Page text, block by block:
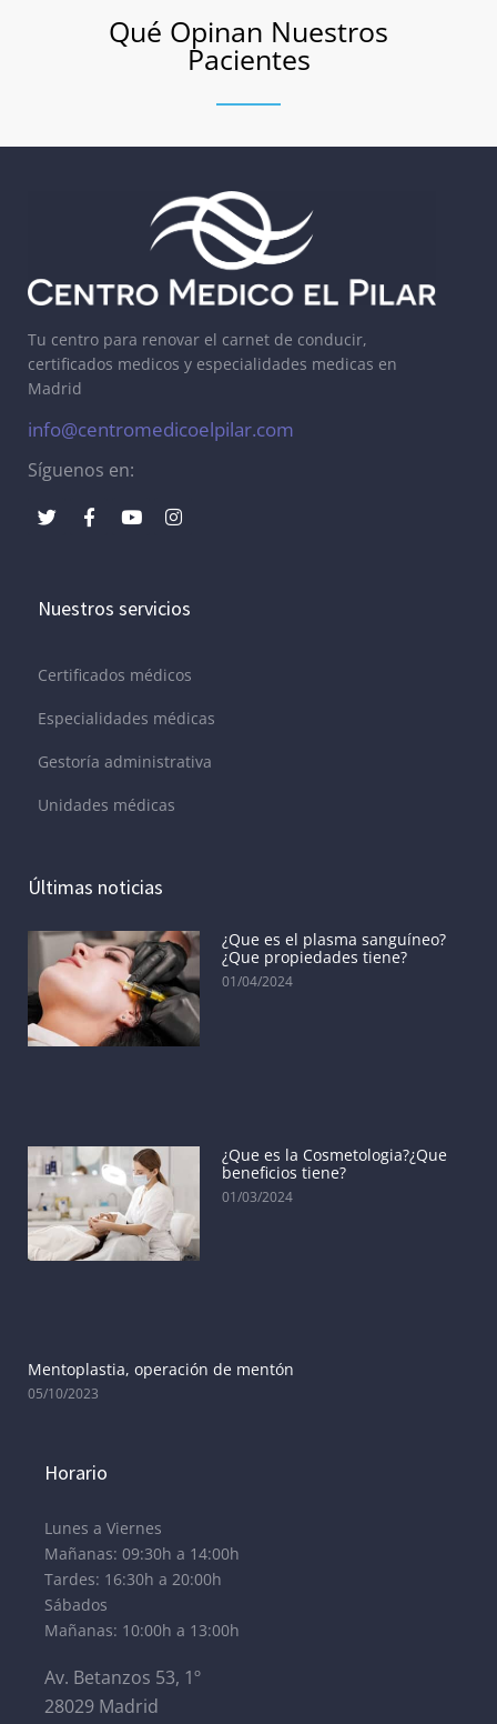
Qué Opinan Nuestros
Pacientes
Tu centro para renovar el carnet de conducir,
certificados medicos y especialidades medicas en
Madrid
info@centromedicoelpilar.com
Síguenos en:
Nuestros servicios
Certificados médicos
Especialidades médicas
Gestoría administrativa
Unidades médicas
Últimas noticias
¿Que es el plasma sanguíneo?
¿Que propiedades tiene?
01/04/2024
¿Que es la Cosmetologia?¿Que
beneficios tiene?
01/03/2024
Mentoplastia, operación de mentón
05/10/2023
Horario
Lunes a Viernes
Mañanas: 09:30h a 14:00h
Tardes: 16:30h a 20:00h
Sábados
Mañanas: 10:00h a 13:00h
Av. Betanzos 53, 1º
28029 Madrid